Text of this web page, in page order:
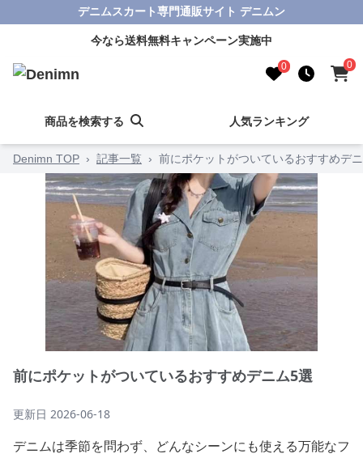
デニムスカート専門通販サイト デニムン
今なら送料無料キャンペーン実施中
0 0
商品を検索する 人気ランキング
Denimn TOP › 記事一覧 › 前にポケットがついているおすすめデ
前にポケットがついているおすすめデニム5選
更新日 2026-06-18
デニムは季節を問わず、どんなシーンにも使える万能なフ